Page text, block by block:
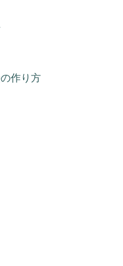
作り方